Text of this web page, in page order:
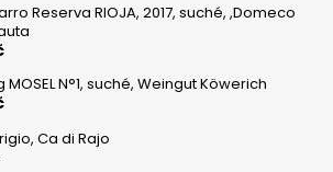
Reserva RIOJA, 2017, suché, ,Domeco
MOSEL N°1, suché, Weingut Köwerich
Ca di Rajo